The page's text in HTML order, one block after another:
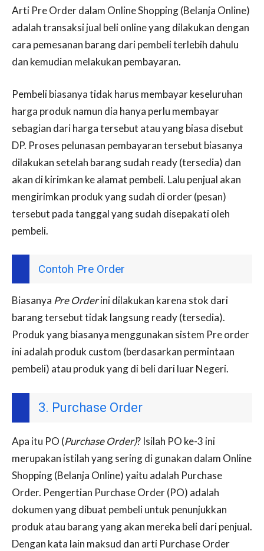
Arti Pre Order dalam Online Shopping (Belanja Online)
adalah transaksi jual beli online yang dilakukan dengan
cara pemesanan barang dari pembeli terlebih dahulu
dan kemudian melakukan pembayaran.
Pembeli biasanya tidak harus membayar keseluruhan
harga produk namun dia hanya perlu membayar
sebagian dari harga tersebut atau yang biasa disebut
DP. Proses pelunasan pembayaran tersebut biasanya
dilakukan setelah barang sudah ready (tersedia) dan
akan di kirimkan ke alamat pembeli. Lalu penjual akan
mengirimkan produk yang sudah di order (pesan)
tersebut pada tanggal yang sudah disepakati oleh
pembeli.
Contoh Pre Order
Biasanya Pre Orderini dilakukan karena stok dari
barang tersebut tidak langsung ready (tersedia).
Produk yang biasanya menggunakan sistem Pre order
ini adalah produk custom (berdasarkan permintaan
pembeli) atau produk yang di beli dari luar Negeri.
3. Purchase Order
Apa itu PO (Purchase Order)? Isilah PO ke-3 ini
merupakan istilah yang sering di gunakan dalam Online
Shopping (Belanja Online) yaitu adalah Purchase
Order. Pengertian Purchase Order (PO) adalah
dokumen yang dibuat pembeli untuk penunjukkan
produk atau barang yang akan mereka beli dari penjual.
Dengan kata lain maksud dan arti Purchase Order